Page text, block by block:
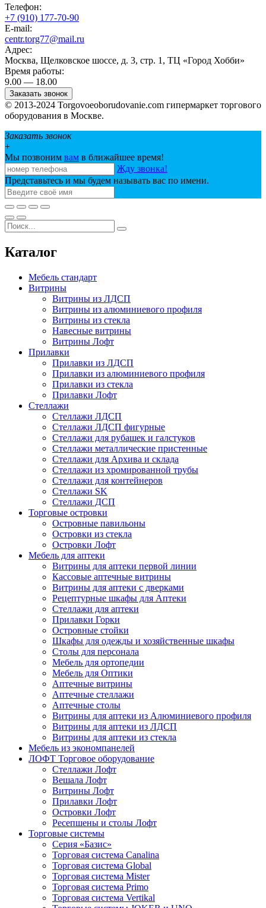
Телефон:
+7 (910) 177-70-90
E-mail:
centr.torg77@mail.ru
Адрес:
Москва, Щелковское шоссе, д. 3, стр. 1, ТЦ «Город Хобби»
Время работы:
9.00 — 18.00
Заказать звонок
© 2013-2024 Torgovoeoborudovanie.com гипермаркет торгового
оборудования в Москве.
Заказать звонок
+
Мы позвоним вам в ближайшее время!
Жду звонка!
Представьтесь и мы будем называть вас по имени.
Каталог
Мебель стандарт
Витрины
Витрины из ЛДСП
Витрины из алюминиевого профиля
Витрины из стекла
Навесные витрины
Витрины Лофт
Прилавки
Прилавки из ЛДСП
Прилавки из алюминиевого профиля
Прилавки из стекла
Прилавки Лофт
Стеллажи
Стеллажи ЛДСП
Стеллажи ЛДСП фигурные
Стеллажи для рубашек и галстуков
Стеллажи металлические пристенные
Стеллажи для Архива и склада
Стеллажи из хромированной трубы
Стеллажи для контейнеров
Стеллажи SK
Стеллажи ДСП
Торговые островки
Островные павильоны
Островки из стекла
Островки Лофт
Мебель для аптеки
Витрины для аптеки первой линии
Кассовые аптечные витрины
Витрины для аптеки с дверками
Рецептурные шкафы для Аптеки
Стеллажи для аптеки
Прилавки Горки
Островные стойки
Шкафы для одежды и хозяйственные шкафы
Столы для персонала
Мебель для ортопедии
Мебель для Оптики
Аптечные витрины
Аптечные стеллажи
Аптечные столы
Витрины для аптеки из Алюминиевого профиля
Витрины для аптеки из ЛДСП
Витрины для аптеки из стекла
Мебель из экономпанелей
ЛОФТ Торговое оборудование
Стеллажи Лофт
Вешала Лофт
Витрины Лофт
Прилавки Лофт
Островки Лофт
Ресепшены и столы Лофт
Торговые системы
Серия «Базис»
Торговая система Canalina
Торговая система Global
Торговая система Mister
Торговая система Primo
Торговая система Vertikal